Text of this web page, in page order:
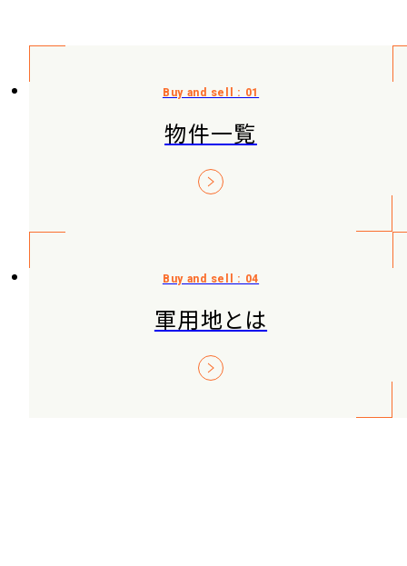
物件一覧
軍用地とは